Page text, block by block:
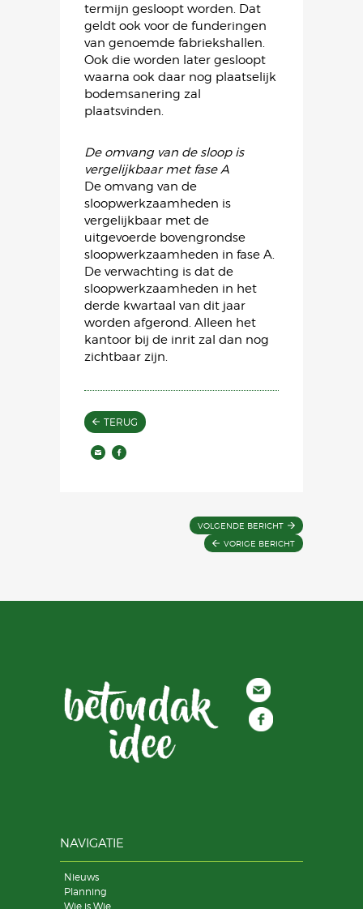
termijn gesloopt worden. Dat
geldt ook voor de funderingen
van genoemde fabriekshallen.
Ook die worden later gesloopt
waarna ook daar nog plaatselijk
bodemsanering zal
plaatsvinden.
De omvang van de sloop is
vergelijkbaar met fase A
De omvang van de
sloopwerkzaamheden is
vergelijkbaar met de
uitgevoerde bovengrondse
sloopwerkzaamheden in fase A.
De verwachting is dat de
sloopwerkzaamheden in het
derde kwartaal van dit jaar
worden afgerond. Alleen het
kantoor bij de inrit zal dan nog
zichtbaar zijn.
TERUG
VOLGENDE BERICHT
VORIGE BERICHT
NAVIGATIE
Nieuws
Planning
Wie is Wie